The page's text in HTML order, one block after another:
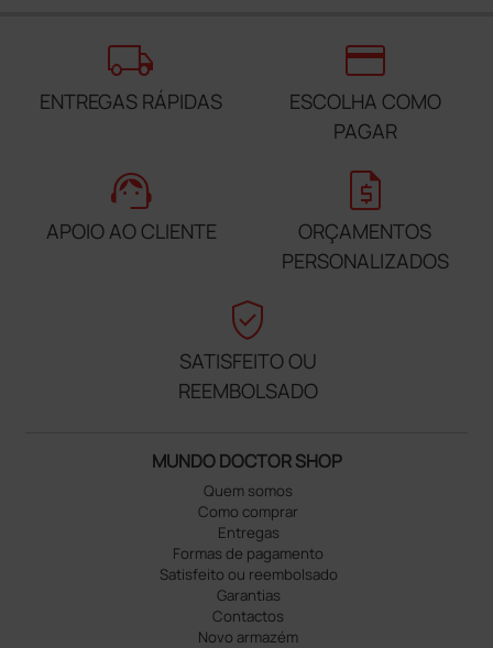
local_shipping
ENTREGAS RÁPIDAS
credit_card
ESCOLHA COMO
PAGAR
support_agent
APOIO AO CLIENTE
request_quote
ORÇAMENTOS
PERSONALIZADOS
verified_user
SATISFEITO OU
REEMBOLSADO
MUNDO DOCTOR SHOP
Quem somos
Como comprar
Entregas
Formas de pagamento
Satisfeito ou reembolsado
Garantias
Contactos
Novo armazém